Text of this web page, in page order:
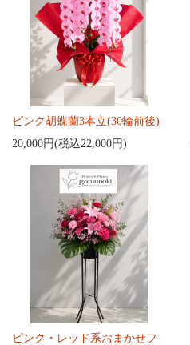
ピンク胡蝶蘭3本立(30輪前後)
20,000円(税込22,000円)
ピンク・レッド系おまかせフ